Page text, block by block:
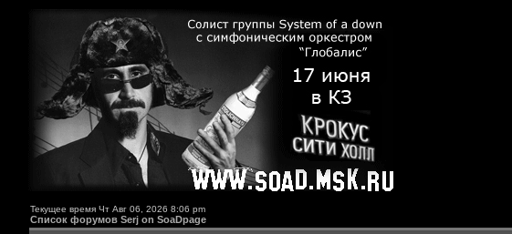
Текущее время Чт Авг 06, 2026 8:06 pm
Список форумов Serj on SoaDpage